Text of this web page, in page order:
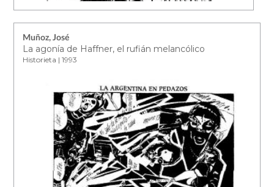
Muñoz, José
La agonía de Haffner, el rufián melancólico
Historieta | 1993